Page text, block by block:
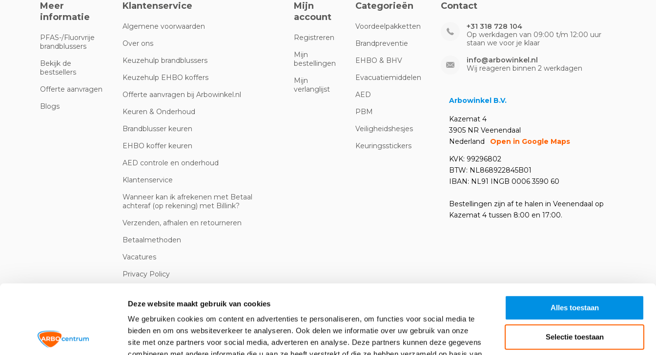
Deze website maakt gebruik van cookies
We gebruiken cookies om content en advertenties te personaliseren, om functies voor social media te
bieden en om ons websiteverkeer te analyseren. Ook delen we informatie over uw gebruik van onze
site met onze partners voor social media, adverteren en analyse. Deze partners kunnen deze gegevens
Alles toestaan
Selectie toestaan
Meer
informatie
PFAS-/Fluorvrije
brandblussers
Bekijk de
bestsellers
Offerte aanvragen
Blogs
Klantenservice
Algemene voorwaarden
Over ons
Keuzehulp brandblussers
Keuzehulp EHBO koffers
Offerte aanvragen bij Arbowinkel.nl
Keuren & Onderhoud
Brandblusser keuren
EHBO koffer keuren
AED controle en onderhoud
Klantenservice
Wanneer kan ik afrekenen met Betaal
achteraf (op rekening) met Billink?
Verzenden, afhalen en retourneren
Betaalmethoden
Vacatures
Privacy Policy
Mijn
account
Registreren
Mijn
bestellingen
Mijn
verlanglijst
Categorieën
Voordeelpakketten
Brandpreventie
EHBO & BHV
Evacuatiemiddelen
AED
PBM
Veiligheidshesjes
Keuringsstickers
Contact
+31 318 728 104
Op werkdagen van 09:00 t/m 12:00 uur
staan we voor je klaar
info@arbowinkel.nl
Wij reageren binnen 2 werkdagen
Arbowinkel B.V.
Kazemat 4
3905 NR Veenendaal
Nederland
Open in Google Maps
KVK: 99296802
BTW: NL868922845B01
IBAN: NL91 INGB 0006 3590 60
Bestellingen zijn af te halen in Veenendaal op
Kazemat 4 tussen 8:00 en 17:00.